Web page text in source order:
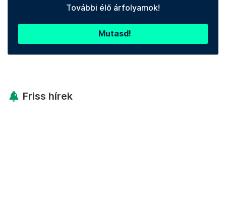
További élő árfolyamok!
Mutasd!
Friss hírek